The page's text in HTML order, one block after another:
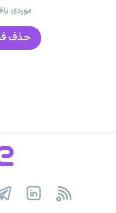
موردی
حذف